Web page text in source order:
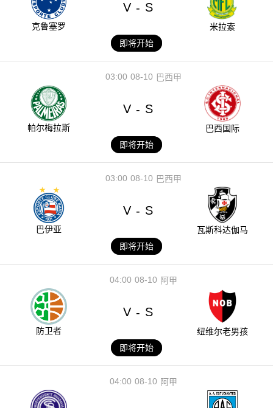
克鲁塞罗
V - S
米拉索
即将开始
08-10
03:00 巴西甲
帕尔梅拉斯
V - S
巴西国际
即将开始
08-10
03:00 巴西甲
巴伊亚
V - S
瓦斯科达伽马
即将开始
08-10
04:00 阿甲
防卫者
V - S
纽维尔老男孩
即将开始
08-10
04:00 阿甲